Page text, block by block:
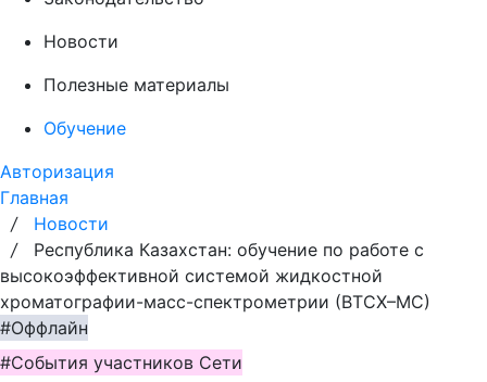
Новости
Полезные материалы
Обучение
Авторизация
Главная
/
Новости
/
Республика Казахстан: обучение по работе с
высокоэффективной системой жидкостной
хроматографии-масс-спектрометрии (ВТСХ–МС)
#Оффлайн
#События участников Сети